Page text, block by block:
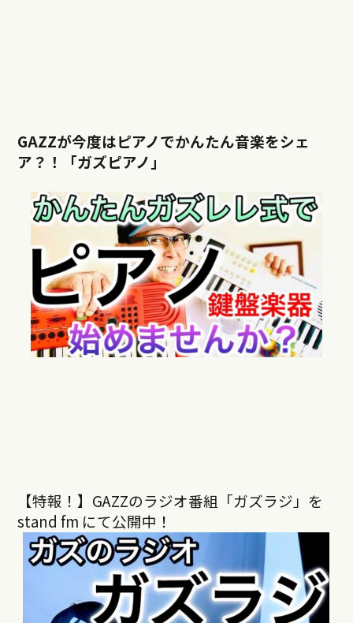
GAZZが今度はピアノでかんたん音楽をシェ
ア？！「ガズピアノ」
【特報！】GAZZのラジオ番組「ガズラジ」を
stand fm にて公開中！